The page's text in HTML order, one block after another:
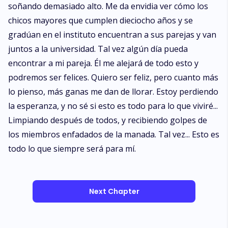
soñando demasiado alto. Me da envidia ver cómo los
chicos mayores que cumplen dieciocho años y se
gradúan en el instituto encuentran a sus parejas y van
juntos a la universidad. Tal vez algún día pueda
encontrar a mi pareja. Él me alejará de todo esto y
podremos ser felices. Quiero ser feliz, pero cuanto más
lo pienso, más ganas me dan de llorar. Estoy perdiendo
la esperanza, y no sé si esto es todo para lo que viviré...
Limpiando después de todos, y recibiendo golpes de
los miembros enfadados de la manada. Tal vez... Esto es
todo lo que siempre será para mí.
Next Chapter